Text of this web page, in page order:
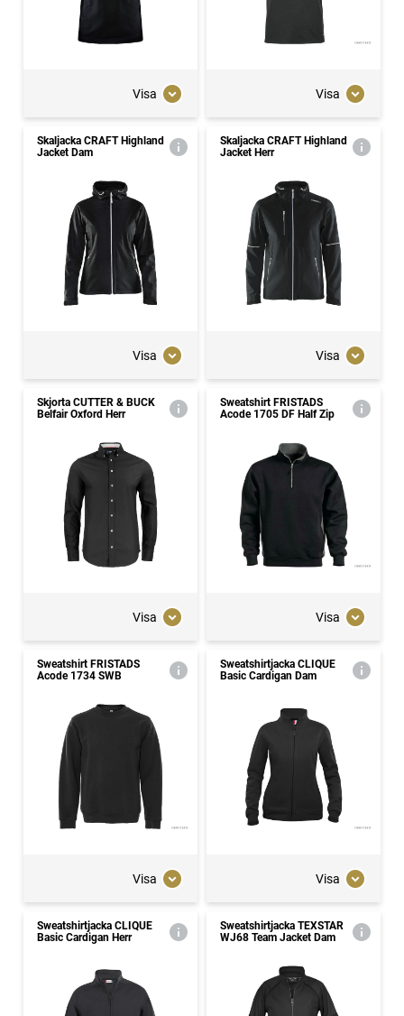
Visa Visa
Skaljacka CRAFT Highland
Jacket Dam
Visa
Skaljacka CRAFT Highland
Jacket Herr
Visa
Skjorta CUTTER & BUCK
Belfair Oxford Herr
Visa
Sweatshirt FRISTADS
Acode 1705 DF Half Zip
Visa
Sweatshirt FRISTADS
Acode 1734 SWB
Visa
Sweatshirtjacka CLIQUE
Basic Cardigan Dam
Visa
Sweatshirtjacka CLIQUE
Basic Cardigan Herr
Sweatshirtjacka TEXSTAR
WJ68 Team Jacket Dam